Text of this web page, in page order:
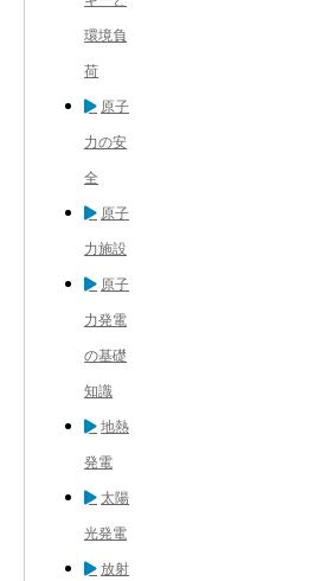
環境負
荷
原子
力の安
全
原子
力施設
原子
力発電
の基礎
知識
地熱
発電
太陽
光発電
放射